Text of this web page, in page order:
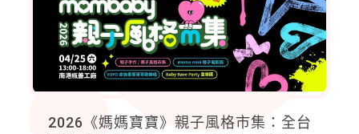
2026《媽媽寶寶》親子風格市集：全台